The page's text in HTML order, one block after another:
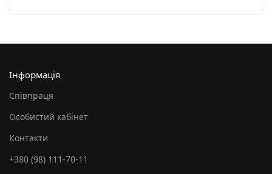
Інформація
Співпраця
Особистий кабінет
Контакти
+380 (98) 111-70-11